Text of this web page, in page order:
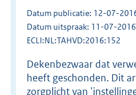
Datum publicatie: 12-07-
Datum uitspraak: 11-07-2016
ECLI:NL:TAHVD:2016:152
Dekenbezwaar dat
heeft geschonden. Dit
zorgplicht van